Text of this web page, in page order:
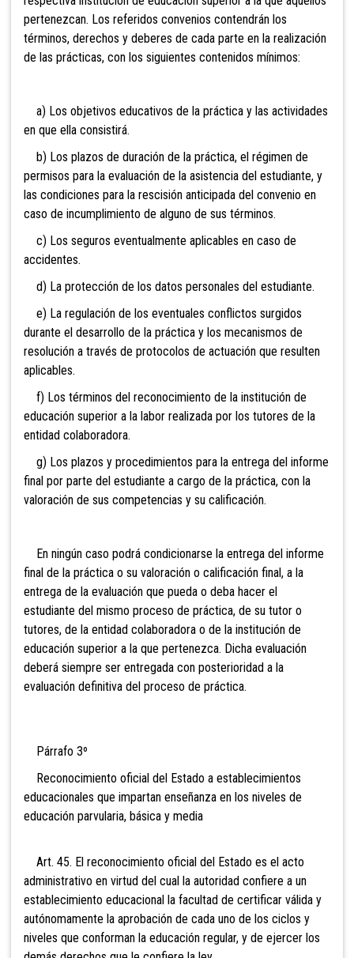
pertenezcan. Los referidos convenios contendrán los
términos, derechos y deberes de cada parte en la realización
de las prácticas, con los siguientes contenidos mínimos:
a) Los objetivos educativos de la práctica y las actividades
en que ella consistirá.
b) Los plazos de duración de la práctica, el régimen de
permisos para la evaluación de la asistencia del estudiante, y
las condiciones para la rescisión anticipada del convenio en
caso de incumplimiento de alguno de sus términos.
c) Los seguros eventualmente aplicables en caso de
accidentes.
d) La protección de los datos personales del estudiante.
e) La regulación de los eventuales conflictos surgidos
durante el desarrollo de la práctica y los mecanismos de
resolución a través de protocolos de actuación que resulten
aplicables.
f) Los términos del reconocimiento de la institución de
educación superior a la labor realizada por los tutores de la
entidad colaboradora.
g) Los plazos y procedimientos para la entrega del informe
final por parte del estudiante a cargo de la práctica, con la
valoración de sus competencias y su calificación.
En ningún caso podrá condicionarse la entrega del informe
final de la práctica o su valoración o calificación final, a la
entrega de la evaluación que pueda o deba hacer el
estudiante del mismo proceso de práctica, de su tutor o
tutores, de la entidad colaboradora o de la institución de
educación superior a la que pertenezca. Dicha evaluación
deberá siempre ser entregada con posterioridad a la
evaluación definitiva del proceso de práctica.
Párrafo 3º
Reconocimiento oficial del Estado a establecimientos
educacionales que impartan enseñanza en los niveles de
educación parvularia, básica y media
Art. 45. El reconocimiento oficial del Estado es el acto
administrativo en virtud del cual la autoridad confiere a un
establecimiento educacional la facultad de certificar válida y
autónomamente la aprobación de cada uno de los ciclos y
niveles que conforman la educación regular, y de ejercer los